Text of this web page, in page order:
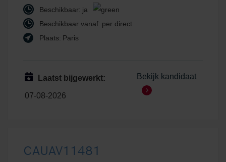
Beschikbaar: ja
Beschikbaar vanaf: per direct
Plaats: Paris
Laatst bijgewerkt:
07-08-2026
Bekijk kandidaat
CAUAV11481